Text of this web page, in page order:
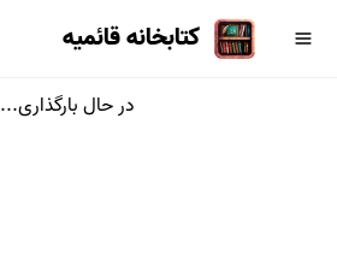
کتابخانه قائمیه
در حال بارگذاری...